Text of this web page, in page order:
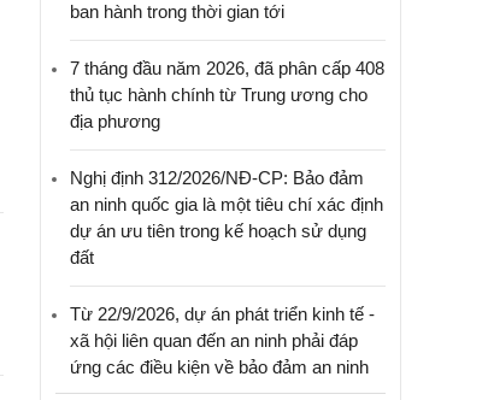
ban hành trong thời gian tới
7 tháng đầu năm 2026, đã phân cấp 408
thủ tục hành chính từ Trung ương cho
địa phương
Nghị định 312/2026/NĐ-CP: Bảo đảm
an ninh quốc gia là một tiêu chí xác định
dự án ưu tiên trong kế hoạch sử dụng
đất
Từ 22/9/2026, dự án phát triển kinh tế -
xã hội liên quan đến an ninh phải đáp
ứng các điều kiện về bảo đảm an ninh